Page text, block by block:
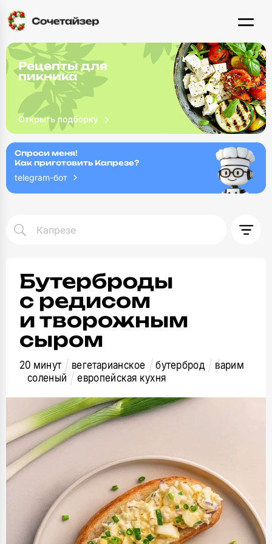
Рецепты для
пикника
Спроси меня!
Как приготовить Капрезе?
telegram-бот
Бутерброды
с редисом
и творожным
сыром
20 минут вегетарианское бутерброд
варим
соленый
европейская кухня